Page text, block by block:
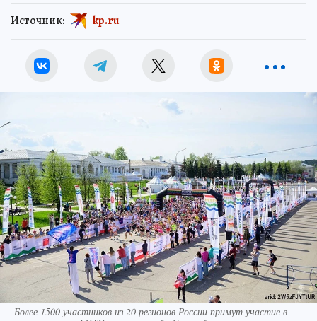
Источник: kp.ru
Более 1500 участников из 20 регионов России примут участие в